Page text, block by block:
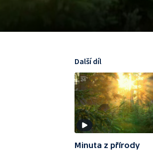
Další díl
Minuta z přírody